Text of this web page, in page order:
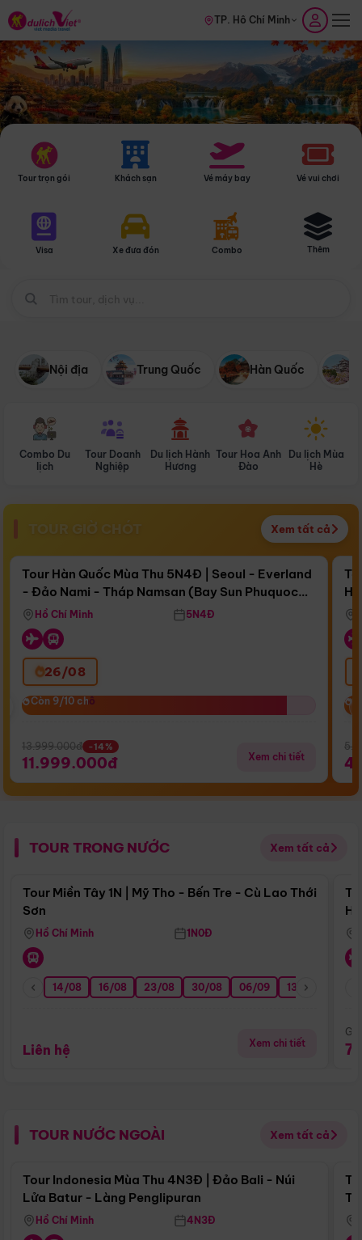
TP. Hồ Chí Minh
Tour trọn gói Khách sạn Vé máy bay Vé vui chơi
Visa Xe đưa đón Combo Thêm
Nội địa Trung Quốc Hàn Quốc
Combo Du
lịch
Tour Doanh
Nghiệp
Du lịch Hành
Hương
Tour Hoa Anh
Đào
Du lịch Mùa
Hè
TOUR GIỜ CHÓT Xem tất cả
Còn16 ngày 18:13:42
Bay Sun Phuquoc Airways
Điểm nổi bật
Tour Hàn Quốc Mùa Thu 5N4Đ | Seoul - Everland
- Đảo Nami - Tháp Namsan (Bay Sun Phuquoc
Airways)
Hồ Chí Minh 5N4Đ
26/08
Còn 9/10 chỗ
Còn 9/10 chỗ
13.999.000đ -14%
11.999.000đ Xem chi tiết
TOUR TRONG NƯỚC Xem tất cả
Điểm nổi bật
Tour Miền Tây 1N | Mỹ Tho - Bến Tre - Cù Lao Thới
Sơn
Hồ Chí Minh 1N0Đ
14/08 16/08 23/08 30/08 06/09 13/09
Liên hệ Xem chi tiết
TOUR NƯỚC NGOÀI Xem tất cả
Điểm nổi bật
Tour Indonesia Mùa Thu 4N3Đ | Đảo Bali - Núi
Lửa Batur - Làng Penglipuran
Hồ Chí Minh 4N3Đ